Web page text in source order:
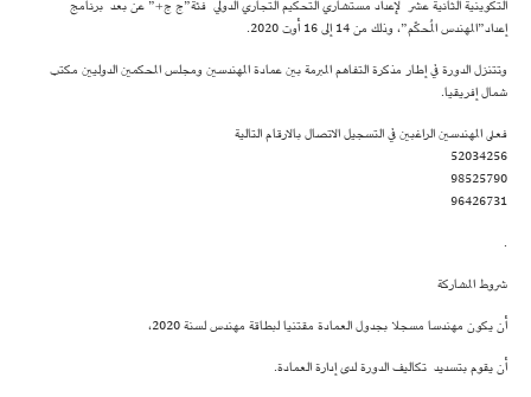
التكوينية الثانية عشر لإعداد مستشاري التحكيم التجاري الدولي فئة”ج ج+” عن بعد برنامج
إعداد”المهندس المُحكّم”، وذلك من 14 إلى 16 أوت 2020.
وتتنزل الدورة في إطار مذكرة التفاهم المبرمة بين عمادة المهندسين ومجلس المحكمين الدوليين مكتب
شمال إفريقيا.
فعلى المهندسين الراغبين في التسجيل الاتصال بالارقام التالية
52034256
98525790
96426731
.
شروط المشاركة
أن يكون مهندسا مسجلا بجدول العمادة مقتنيا لبطاقة مهندس لسنة 2020،
أن يقوم بتسديد تكاليف الدورة لدى إدارة العمادة.